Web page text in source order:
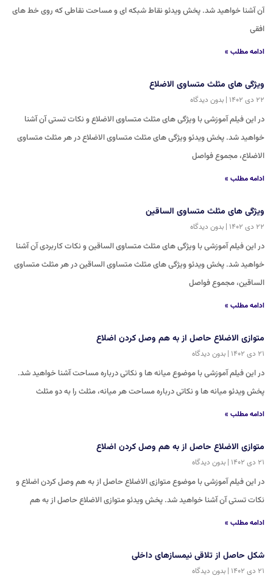
آن آشنا خواهید شد. پخش ویدئو نقاط شبکه ای و مساحت نقاطی که روی خط‏ های
افقی
ادامه مطلب »
ویژگی های مثلث متساوی الاضلاع
۲۲ دی ۱۴۰۲ بدون دیدگاه
در این فیلم آموزشی با ویژگی های مثلث متساوی الاضلاع و نکات تستی آن آشنا
خواهید شد. پخش ویدئو ویژگی های مثلث متساوی الاضلاع در هر مثلث متساوی
‏الاضلاع، مجموع فواصل
ادامه مطلب »
ویژگی های مثلث متساوی الساقین
۲۲ دی ۱۴۰۲ بدون دیدگاه
در این فیلم آموزشی با ویژگی های مثلث متساوی الساقین و نکات کاربردی آن آشنا
خواهید شد. پخش ویدئو ویژگی های مثلث متساوی الساقین در هر مثلث متساوی
‏الساقین، مجموع فواصل
ادامه مطلب »
متوازی الاضلاع حاصل از به هم وصل کردن اضلاع
۲۱ دی ۱۴۰۲ بدون دیدگاه
در این فیلم آموزشی با موضوع میانه ها و نکاتی درباره مساحت آشنا خواهید شد.
پخش ویدئو میانه ها و نکاتی درباره مساحت هر میانه، مثلث را به دو مثلث
ادامه مطلب »
متوازی الاضلاع حاصل از به هم وصل کردن اضلاع
۲۱ دی ۱۴۰۲ بدون دیدگاه
در این فیلم آموزشی با موضوع متوازی الاضلاع حاصل از به هم وصل کردن اضلاع و
نکات تستی آن آشنا خواهید شد. پخش ویدئو متوازی الاضلاع حاصل از به هم
ادامه مطلب »
شکل حاصل از تلاقی نیمسازهای داخلی
۲۱ دی ۱۴۰۲ بدون دیدگاه